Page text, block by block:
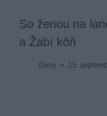
So ženou na
a Žabí kôň
Deny 15.